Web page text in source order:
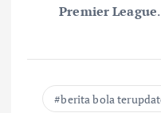
Premier League.
berita bola